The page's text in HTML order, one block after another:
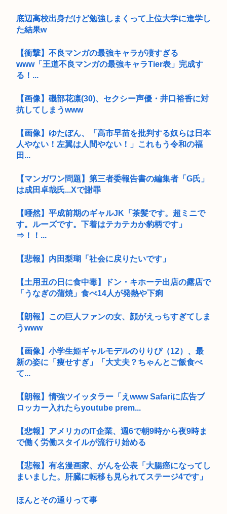
底辺高校出身だけど勉強しまくって上位大学に進学し
た結果w
【衝撃】不良マンガの最強キャラが凄すぎる
www「王道不良マンガの最強キャラTier表」完成す
る！...
【画像】磯部花凛(30)、セクシー声優・井口裕香に対
抗してしまうwww
【画像】ゆたぼん、「高市早苗を批判する奴らは日本
人やない！左翼は人間やない！」これもう令和の福
田...
【マンガワン問題】第三者委報告書の編集者「G氏」
は成田卓哉氏...Xで謝罪
【唖然】平成前期のギャルJK「茶髪です。超ミニで
す。ルーズです。下着はテカテカか豹柄です」
⇒！！...
【悲報】内田梨瑚「社会に戻りたいです」
【土用丑の日に食中毒】ドン・キホーテ出店の露店で
「うなぎの蒲焼」食べ14人が発熱や下痢
【朗報】この巨人ファンの女、顔がえっちすぎてしま
うwww
【画像】小学生姫ギャルモデルのりりぴ（12）、最
新の姿に「痩せすぎ」「大丈夫？ちゃんとご飯食べ
て...
【朗報】情強ツイッタラー「えwww Safariに広告ブ
ロッカー入れたらyoutube prem...
【悲報】アメリカのIT企業、週6で朝9時から夜9時ま
で働く労働スタイルが流行り始める
【悲報】有名漫画家、がんを公表「大腸癌になってし
まいました。肝臓に転移も見られてステージ4です」
ほんとその通りって事